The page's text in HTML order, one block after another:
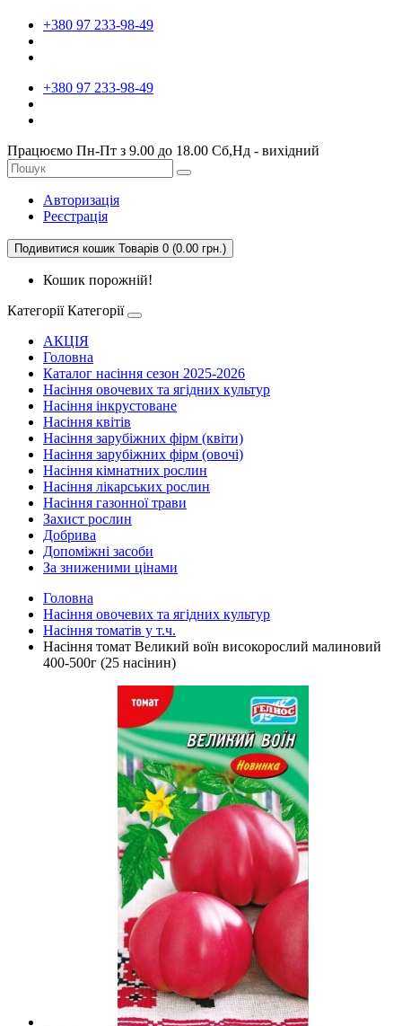
+380 97 233-98-49
+380 97 233-98-49
Працюємо Пн-Пт з 9.00 до 18.00 Сб,Нд - вихідний
Авторизація
Реєстрація
Подивитися кошик Товарів 0 (0.00 грн.)
Кошик порожній!
Категорії Категорії
АКЦІЯ
Головна
Каталог насіння сезон 2025-2026
Насіння овочевих та ягідних культур
Насіння інкрустоване
Насіння квітів
Насіння зарубіжних фірм (квіти)
Насіння зарубіжних фірм (овочі)
Насіння кімнатних рослин
Насіння лікарських рослин
Насіння газонної трави
Захист рослин
Добрива
Допоміжні засоби
За зниженими цінами
Головна
Насіння овочевих та ягідних культур
Насіння томатів у т.ч.
Насіння томат Великий воїн високорослий малиновий
400-500г (25 насінин)